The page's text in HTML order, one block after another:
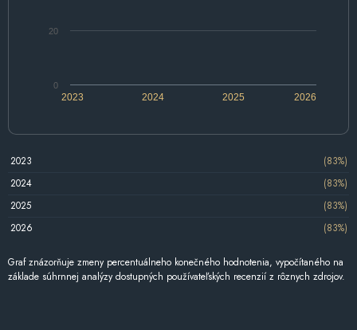
2024 2026
2023 2025
0
20
2023
(83%)
2024
(83%)
2025
(83%)
2026
(83%)
Graf znázorňuje zmeny percentuálneho konečného hodnotenia, vypočítaného na
základe súhrnnej analýzy dostupných používateľských recenzií z rôznych zdrojov.